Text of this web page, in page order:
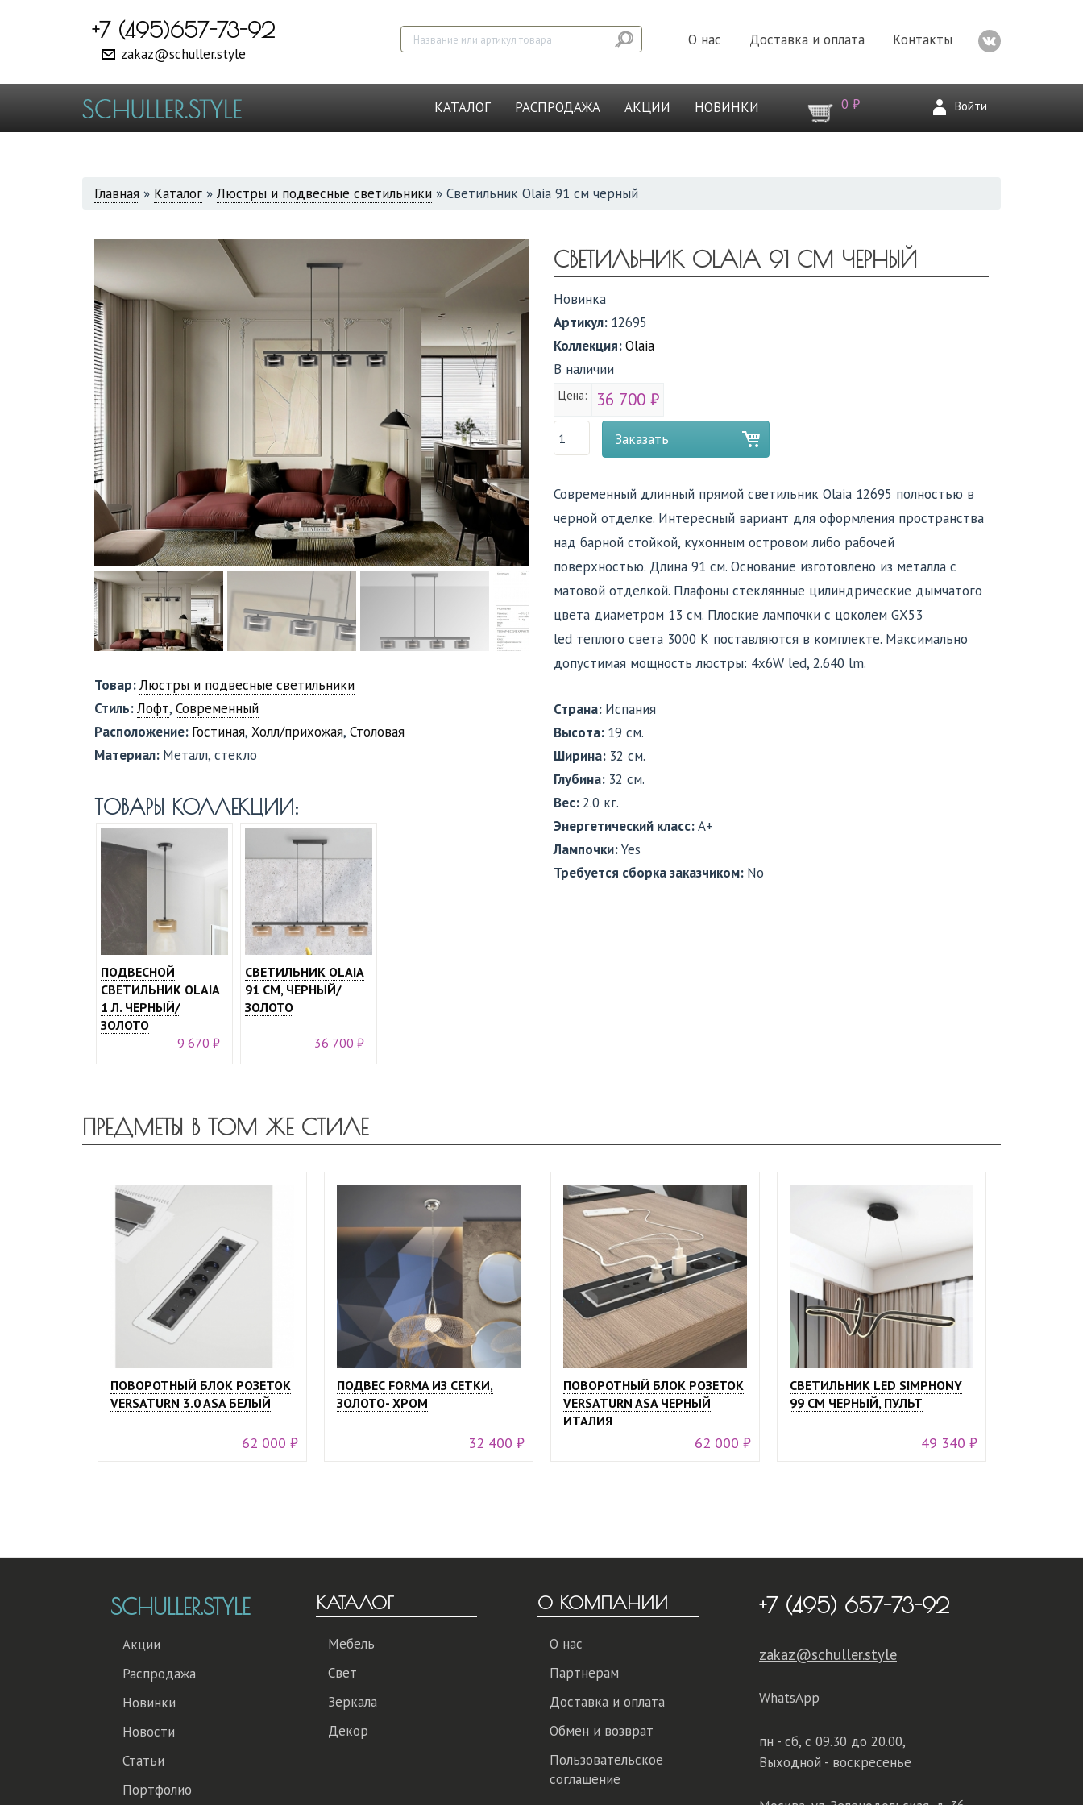
+7 (495)657-73-92
zakaz@schuller.style
О нас Доставка и оплата Контакты
КАТАЛОГ РАСПРОДАЖА АКЦИИ НОВИНКИ 0 ₽ Войти
ВЫ
Главная » Каталог » Люстры и подвесные светильники » Светильник Olaia 91 см черный
Товар:Люстры и подвесные светильники
Стиль:Лофт, Современный
Расположение: Гостиная, Холл/прихожая, Столовая
Материал: Металл, стекло
ТОВАРЫ КОЛЛЕКЦИИ:
ПОДВЕСНОЙ
СВЕТИЛЬНИК OLAIA
1 Л. ЧЕРНЫЙ/
ЗОЛОТО
9 670 ₽
СВЕТИЛЬНИК OLAIA
91 СМ, ЧЕРНЫЙ/
ЗОЛОТО
36 700 ₽
СВЕТИЛЬНИК OLAIA 91 СМ ЧЕРНЫЙ
Новинка
Артикул: 12695
Коллекция:Olaia
В наличии
Цена: 36 700 ₽
Заказать
Современный длинный прямой светильник Olaia 12695 полностью в
черной отделке. Интересный вариант для оформления пространства
над барной стойкой, кухонным островом либо рабочей
поверхностью. Длина 91 см. Основание изготовлено из металла с
матовой отделкой. Плафоны стеклянные цилиндрические дымчатого
цвета диаметром 13 см. Плоские лампочки с цоколем GX53
led теплого света 3000 К поставляются в комплекте. Максимально
допустимая мощность люстры: 4x6W led, 2.640 lm.
Страна: Испания
Высота: 19 см.
Ширина: 32 см.
Глубина: 32 см.
Вес:2.0 кг.
Энергетический класс:A+
Лампочки:Yes
Требуется сборка заказчиком: No
ПРЕДМЕТЫ В ТОМ ЖЕ СТИЛЕ
ПОВОРОТНЫЙ БЛОК РОЗЕТОК
VERSATURN 3.0 ASA БЕЛЫЙ
62 000 ₽
ПОДВЕС FORMA ИЗ СЕТКИ,
ЗОЛОТО- ХРОМ
32 400 ₽
ПОВОРОТНЫЙ БЛОК РОЗЕТОК
VERSATURN ASA ЧЕРНЫЙ
ИТАЛИЯ
62 000 ₽
СВЕТИЛЬНИК LED SIMPHONY
99 СМ ЧЕРНЫЙ, ПУЛЬТ
49 340 ₽
SCHULLER.STYLE
Акции
Распродажа
Новинки
Новости
Статьи
Портфолио
КАТАЛОГ
Мебель
Свет
Зеркала
Декор
О КОМПАНИИ
О нас
Партнерам
Доставка и оплата
Обмен и возврат
Пользовательское
соглашение
+7 (495) 657-73-92
zakaz@schuller.style
WhatsApp
пн - сб, с 09.30 до 20.00,
Выходной - воскресенье